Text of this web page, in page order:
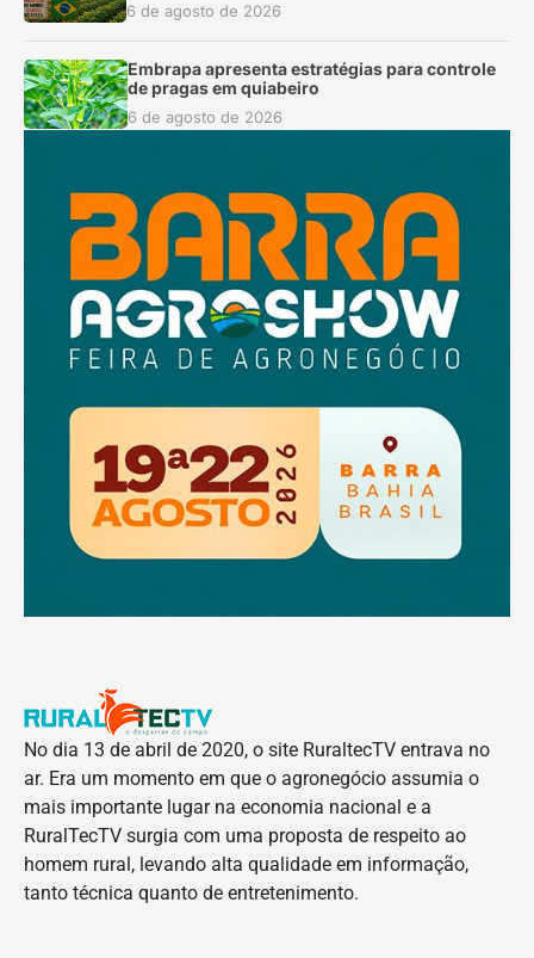
6 de agosto de 2026
Embrapa apresenta estratégias para controle
de pragas em quiabeiro
6 de agosto de 2026
No dia 13 de abril de 2020, o site RuraltecTV entrava no
ar. Era um momento em que o agronegócio assumia o
mais importante lugar na economia nacional e a
RuralTecTV surgia com uma proposta de respeito ao
homem rural, levando alta qualidade em informação,
tanto técnica quanto de entretenimento.